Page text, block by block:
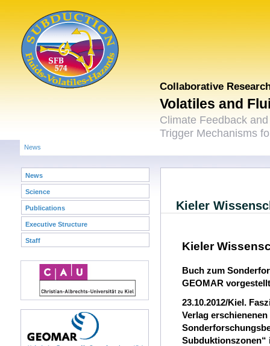
Collaborative
Volatiles and
Climate Feedback and
Trigger Mechanisms
News
News
Science
Publications
Executive Structure
Staff
Kieler
Kieler
Buch zum
GEOMAR vorgestellt
23.10.2012/Kiel.
Verlag
Subduktionszonen“